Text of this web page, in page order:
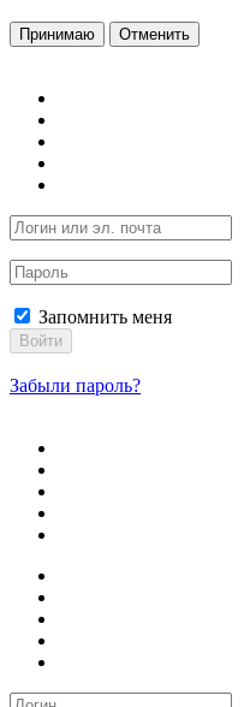
Принимаю Отменить
Запомнить меня
Войти
Забыли пароль?